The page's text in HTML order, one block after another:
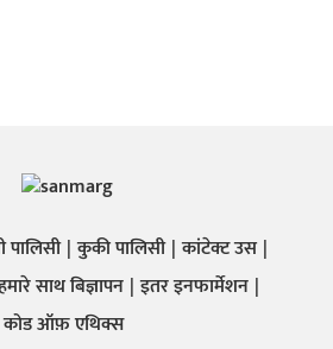
पालिसी कुकी पालिसी कांटेक्ट उस
साथ बिज्ञापन इतर इनफार्मेशन
कोड ऑफ़ एथिक्स